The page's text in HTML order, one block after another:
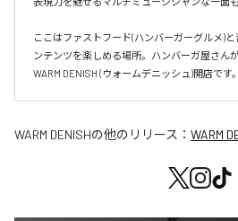
ここはファストフード(ハンバーガーグルメ)
ンテンツを楽しめる場所。ハンバーガ屋さん
WARM DENISH (ウォームデニッシュ)開店です。
WARM DENISHの他のリリース： WARM